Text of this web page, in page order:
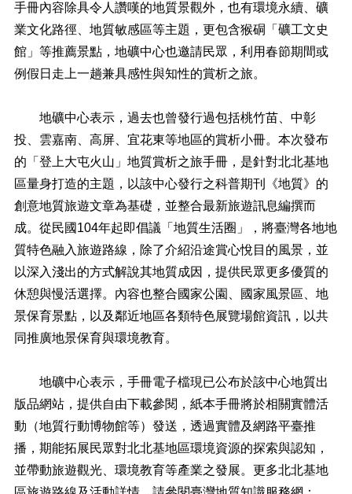
手冊內容除具令人讚嘆的地質景觀外，也有環境永續、礦
業文化路徑、地質敏感區等主題，更包含猴硐「礦工文史
館」等推薦景點，地礦中心也邀請民眾，利用春節期間或
例假日⾛上⼀趟兼具感性與知性的賞析之旅。
地礦中心表示，過去也曾發行過包括桃竹苗、中彰
投、雲嘉南、高屏、宜花東等地區的賞析小冊。本次發布
的「登上大屯火山」地質賞析之旅手冊，是針對北北基地
區量身打造的主題，以該中心發行之科普期刊《地質》的
創意地質旅遊文章為基礎，並整合最新旅遊訊息編撰而
成。從民國104年起即倡議「地質生活圈」，將臺灣各地地
質特色融入旅遊路線，除了介紹沿途賞心悅目的風景，並
以深入淺出的方式解說其地質成因，提供民眾更多優質的
休憩與慢活選擇。內容也整合國家公園、國家風景區、地
景保育景點，以及鄰近地區各類特色展覽場館資訊，以共
同推廣地景保育與環境教育。
地礦中心表示，手冊電子檔現已公布於該中心地質出
版品網站，提供自由下載參閱，紙本手冊將於相關實體活
動（地質行動博物館等）發送，透過實體及網路平臺推
播，期能拓展民眾對北北基地區環境資源的探索與認知，
並帶動旅遊觀光、環境教育等產業之發展。更多北北基地